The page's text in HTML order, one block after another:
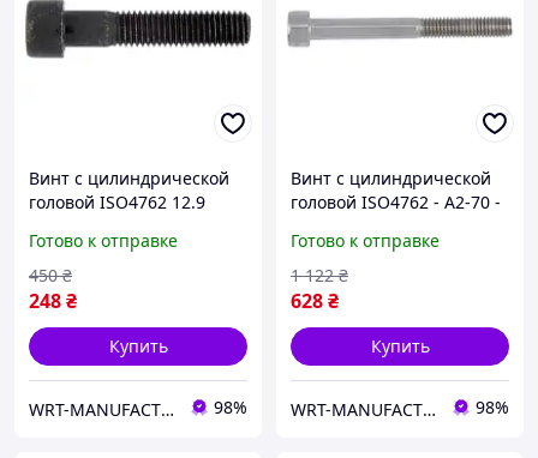
Винт с цилиндрической
головой ISO4762 12.9
покрытия WURTH ( арт.
008316140 )
Готово к отправке
248₴
450 ₴
Купить
WRT-MANUFACTURING 98%
Винт с цилиндрической
головой ISO4762 - A2-70 -
арт. 00941225 )
Готово к отправке
628₴
1 122 ₴
Купить
WRT-MANUFACTURING 98%